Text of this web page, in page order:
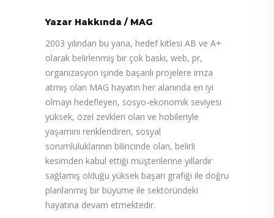
Yazar Hakkında / MAG
2003 yılından bu yana, hedef kitlesi AB ve A+
olarak belirlenmiş bir çok baskı, web, pr,
organizasyon işinde başarılı projelere imza
atmış olan MAG hayatın her alanında en iyi
olmayı hedefleyen, sosyo-ekonomik seviyesi
yüksek, özel zevkleri olan ve hobileriyle
yaşamını renklendiren, sosyal
sorumluluklarının bilincinde olan, belirli
kesimden kabul ettiği müşterilerine yıllardır
sağlamış olduğu yüksek başarı grafiği ile doğru
planlanmış bir büyüme ile sektöründeki
hayatına devam etmektedir.